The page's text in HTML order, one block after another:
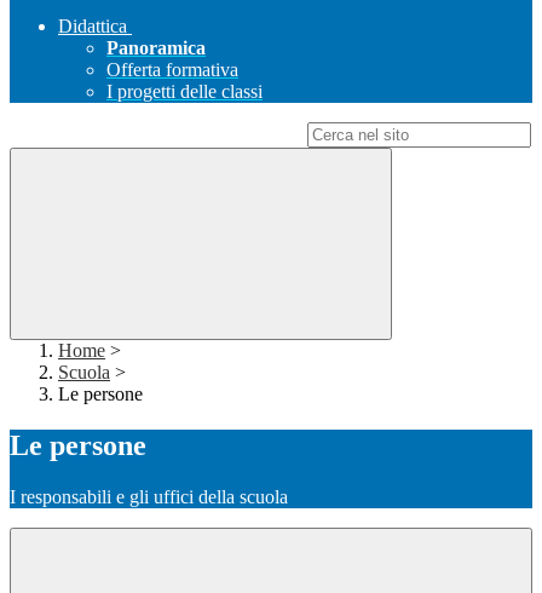
Didattica
Panoramica
Offerta formativa
I progetti delle classi
Home >
Scuola >
Le persone
Le persone
I responsabili e gli uffici della scuola